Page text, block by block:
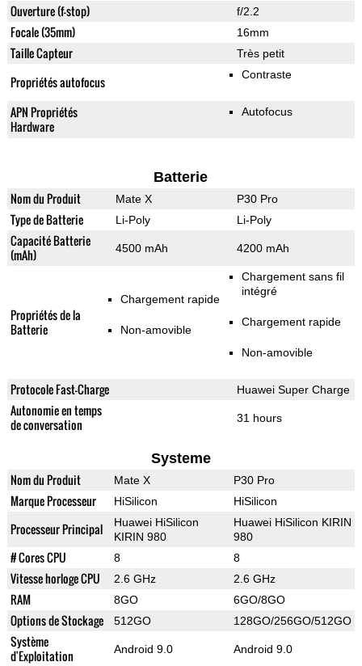
Ouverture (f-stop) f/2.2
Focale (35mm) 16mm
Taille Capteur Très petit
Propriétés autofocus Contraste
APN Propriétés
Hardware
Autofocus
Batterie
Nom du Produit Mate X P30 Pro
Type de Batterie Li-Poly Li-Poly
Capacité Batterie
(mAh)
4500 mAh 4200 mAh
Propriétés de la
Batterie
Chargement rapide
Non-amovible
Chargement sans fil
intégré
Chargement rapide
Non-amovible
Protocole Fast-Charge Huawei Super Charge
Autonomie en temps
de conversation
31 hours
Systeme
Nom du Produit Mate X P30 Pro
Marque Processeur HiSilicon HiSilicon
Processeur Principal
Huawei HiSilicon
KIRIN 980
Huawei HiSilicon KIRIN
980
# Cores CPU 8 8
Vitesse horloge CPU 2.6 GHz 2.6 GHz
RAM 8GO 6GO/8GO
Options de Stockage 512GO 128GO/256GO/512GO
Système
d'Exploitation
Android 9.0 Android 9.0